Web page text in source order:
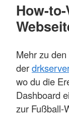
How-
Mehr zu
der
wo du die
Dashboard
zur Fußball-